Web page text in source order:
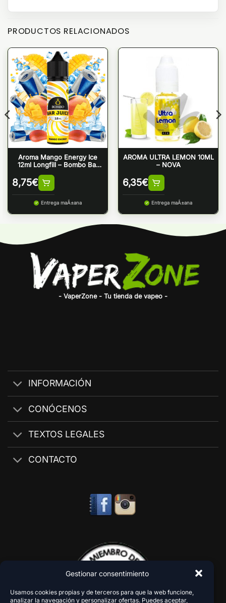
Gestionar consentimiento
Usamos cookies propias y de terceros para que la web funcione,
analizar la navegación y personalizar ofertas. Puedes aceptar,
PRODUCTOS RELACIONADOS
Aroma Mango Energy Ice
12ml Longfill – Bombo Bar
8,75€
Entrega maÃ±ana
AROMA ULTRA LEMON 10ML
– NOVA
6,35€
Entrega maÃ±ana
- VaperZone - Tu tienda de vapeo -
INFORMACIÓN
CONÓCENOS
TEXTOS LEGALES
CONTACTO